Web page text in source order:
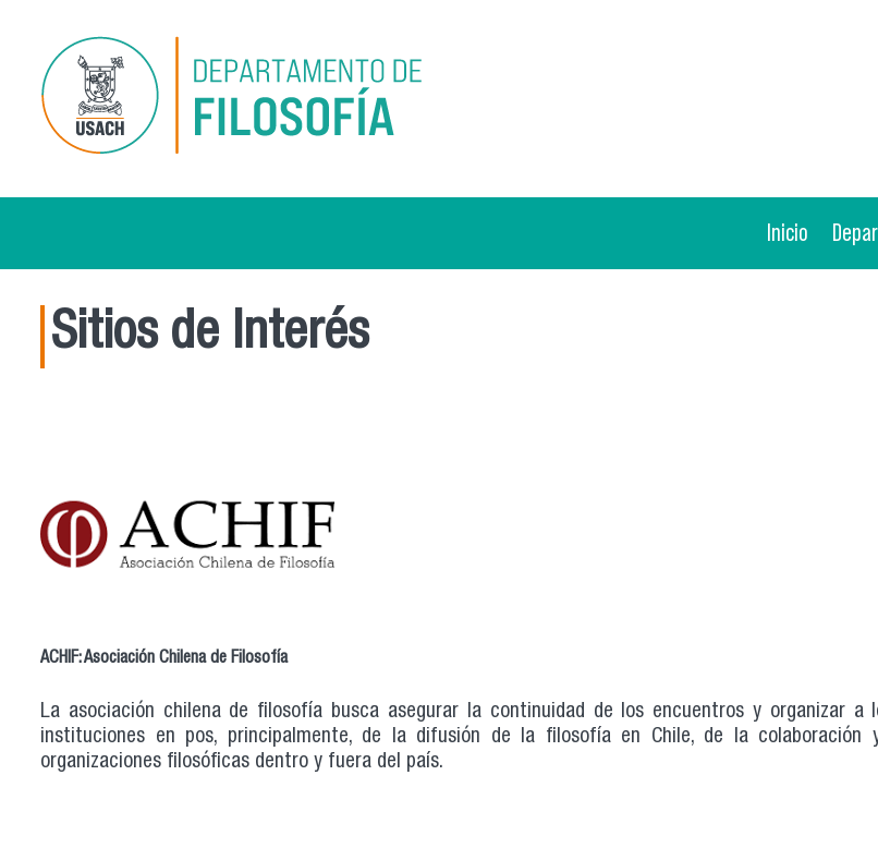
Inicio
Sitios de Interés
ACHIF: Asociación Chilena de Filosofía
La asociación chilena de filosofía busca asegurar la continuidad de los encuentros y organizar a
instituciones en pos, principalmente, de la difusión de la filosofía en Chile, de la colaboración
organizaciones filosóficas dentro y fuera del país.